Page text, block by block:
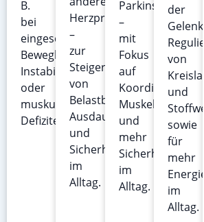
B.
bei
eingeschränkter
Beweglichkeit,
Instabilität
oder
muskulären
Defiziten.
Herzproblemen
–
zur
Steigerung
von
Belastbarkeit,
Ausdauer
und
Sicherheit
im
Alltag.
Parkinson
–
mit
Fokus
auf
Koordination,
Muskelkraft
und
mehr
Sicherheit
im
Alltag.
der
Gelenke,
von
und
sowie
für
mehr
Energie
im
Alltag.